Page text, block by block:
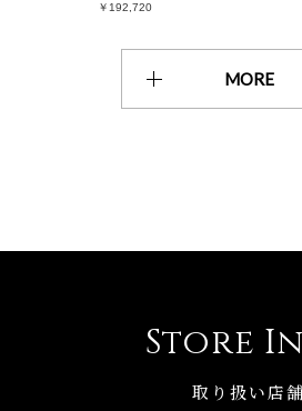
￥192,720
MORE
Store
取り扱い店舗